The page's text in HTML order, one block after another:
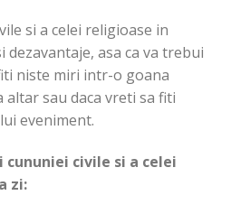
si a celei religioase in
dezavantaje, asa ca va trebui
niste miri intr-o goana
sau daca vreti sa fiti
eveniment.
civile si a celei
zi: